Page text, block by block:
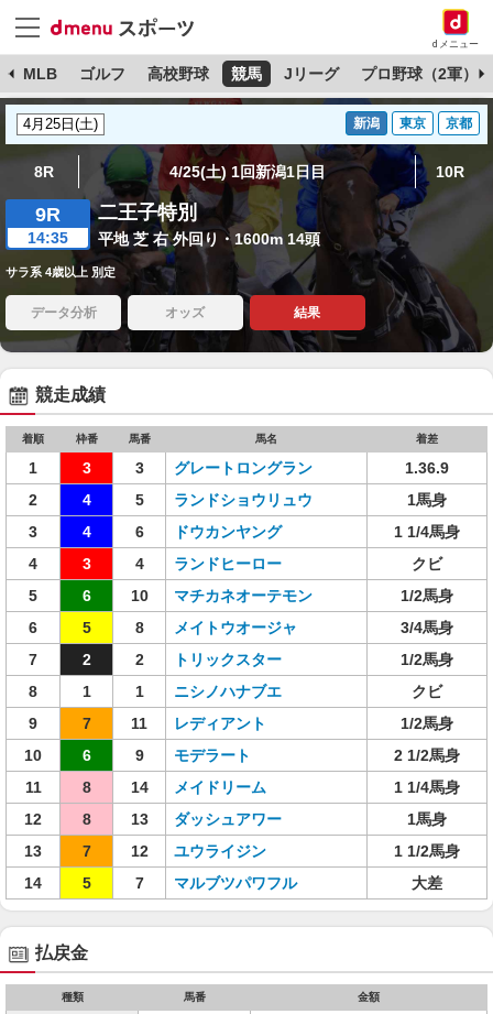
dメニュー
MLB ゴルフ 高校野球 競馬 Jリーグ プロ野球（2軍）
新潟 東京 京都
8R 4/25(土) 1回新潟1日目 10R
9R
14:35
二王子特別
平地 芝 右 外回り・1600m 14頭
サラ系 4歳以上 別定
データ分析 オッズ 結果
競走成績
着順 枠番 馬番 馬名 着差
1 3 3 グレートロングラン
1.36.9
2
4 5 ランドショウリュウ
1馬身
3
4 6 ドウカンヤング
1 1/4馬身
4
3 4 ランドヒーロー
クビ
5
6 10 マチカネオーテモン
1/2馬身
6
5 8 メイトウオージャ
3/4馬身
7
2 2 トリックスター
1/2馬身
8
1 1 ニシノハナブエ
クビ
9
7 11 レディアント
1/2馬身
10
6 9 モデラート
2 1/2馬身
11
8 14 メイドリーム
1 1/4馬身
12
8 13 ダッシュアワー
1馬身
13
7 12 ユウライジン
1 1/2馬身
14
5 7 マルブツパワフル 大差
払戻金
種類 馬番 金額